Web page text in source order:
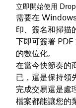
立即開始使用
需要在
印、簽名和掃描
下即可簽署
的數位化。
在當今快節奏的
已，還是保持領
完成交易還是處
檔案都能讓您的